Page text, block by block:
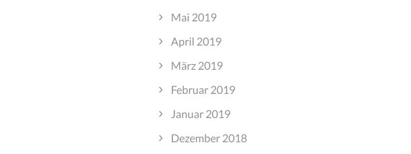
Mai 2019
April 2019
März 2019
Februar 2019
Januar 2019
Dezember 2018